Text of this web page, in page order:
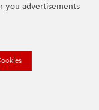
you advertisements